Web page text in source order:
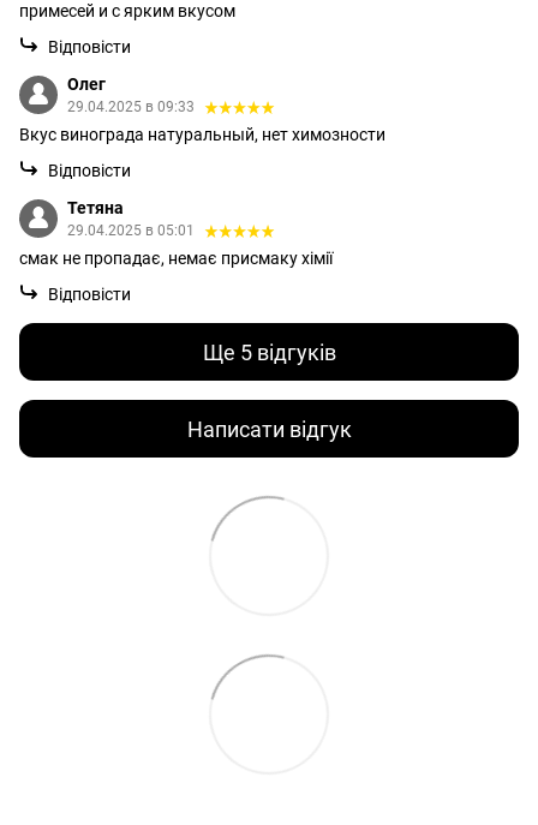
примесей и с ярким вкусом
Відповісти
Олег
29.04.2025 в 09:33
Вкус винограда натуральный, нет химозности
Відповісти
Тетяна
29.04.2025 в 05:01
смак не пропадає, немає присмаку хімії
Відповісти
Ще 5 відгуків
Написати відгук